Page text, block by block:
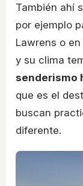
También ahí
por ejemplo
Lawrens o
y su clima
senderismo
que es el
buscan
diferente.